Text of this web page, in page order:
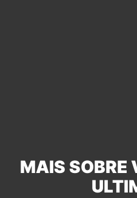
MAIS SOBRE